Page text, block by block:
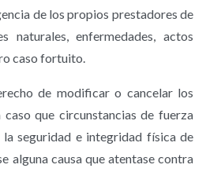
de los propios prestadores de
naturales, enfermedades, actos
caso fortuito.
de modificar o cancelar los
que circunstancias de fuerza
seguridad e integridad física de
alguna causa que atentase contra